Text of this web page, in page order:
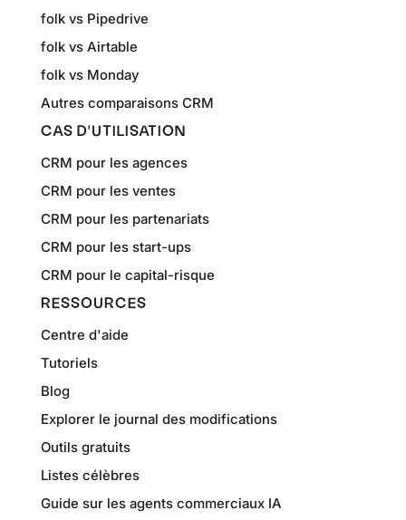
folk vs Pipedrive
folk vs Airtable
folk vs Monday
Autres comparaisons CRM
CAS D'UTILISATION
CRM pour les agences
CRM pour les ventes
CRM pour les partenariats
CRM pour les start-ups
CRM pour le capital-risque
RESSOURCES
Centre d'aide
Tutoriels
Blog
Explorer le journal des modifications
Outils gratuits
Listes célèbres
Guide sur les agents commerciaux IA